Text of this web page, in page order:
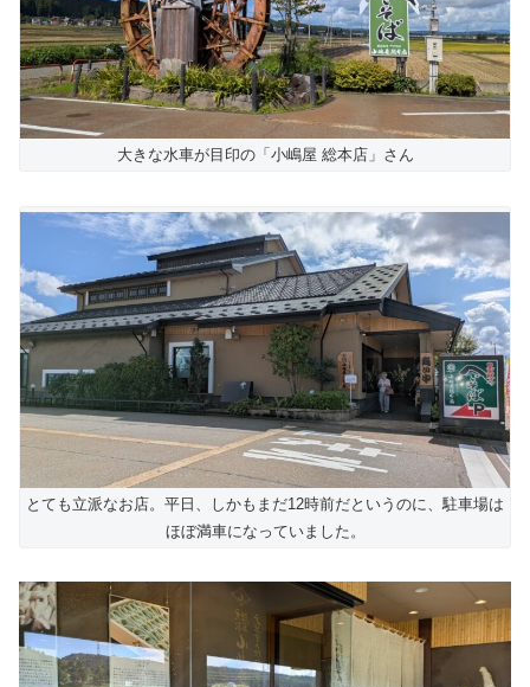
大きな水車が目印の「小嶋屋 総本店」さん
とても立派なお店。平日、しかもまだ12時前だというのに、駐車場は
ほぼ満車になっていました。